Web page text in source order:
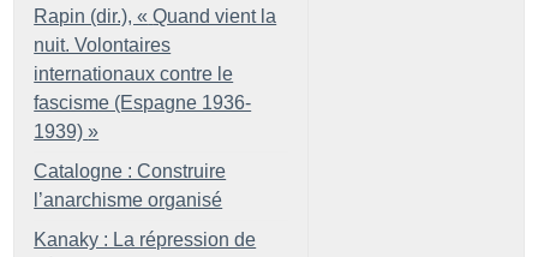
Rapin (dir.), « Quand vient la
nuit. Volontaires
internationaux contre le
fascisme (Espagne 1936-
1939) »
Catalogne : Construire
l’anarchisme organisé
Kanaky : La répression de